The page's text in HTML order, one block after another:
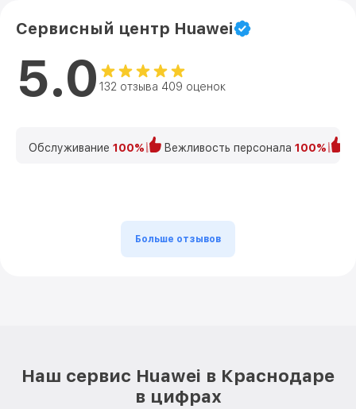
Сервисный центр Huawei
5.0 132 отзыва 409 оценок
Обслуживание 100% Вежливость персонала 100%
Больше отзывов
Наш сервис Huawei в Краснодаре
в цифрах